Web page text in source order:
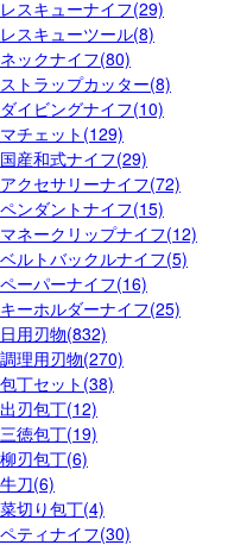
レスキューナイフ(29)
レスキューツール(8)
ネックナイフ(80)
ストラップカッター(8)
ダイビングナイフ(10)
マチェット(129)
国産和式ナイフ(29)
アクセサリーナイフ(72)
ペンダントナイフ(15)
マネークリップナイフ(12)
ベルトバックルナイフ(5)
ペーパーナイフ(16)
キーホルダーナイフ(25)
日用刃物(832)
調理用刃物(270)
包丁セット(38)
出刃包丁(12)
三徳包丁(19)
柳刃包丁(6)
牛刀(6)
菜切り包丁(4)
ペティナイフ(30)